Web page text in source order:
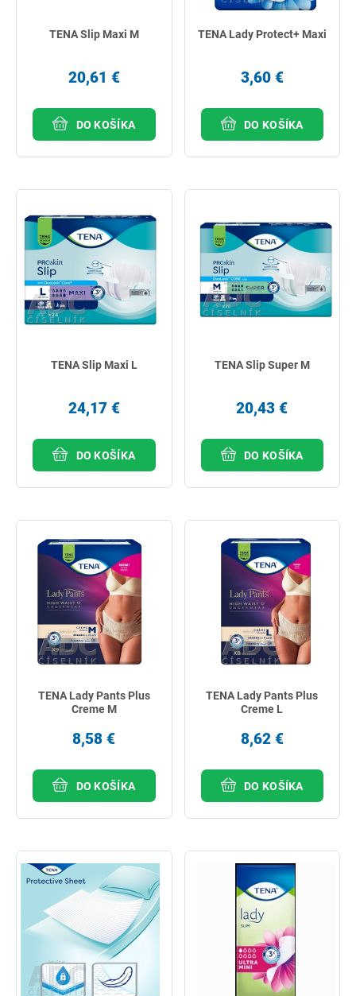
TENA Slip Maxi M
20,61 €
DO KOŠÍKA
TENA Lady Protect+ Maxi
3,60 €
DO KOŠÍKA
TENA Slip Maxi L
24,17 €
DO KOŠÍKA
TENA Slip Super M
20,43 €
DO KOŠÍKA
TENA Lady Pants Plus
Creme M
8,58 €
DO KOŠÍKA
TENA Lady Pants Plus
Creme L
8,62 €
DO KOŠÍKA